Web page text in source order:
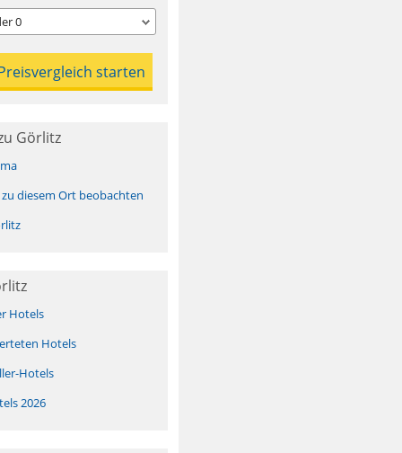
0
Görlitz
diesem Ort beobachten
Hotels
Hotels
Hotels
2026